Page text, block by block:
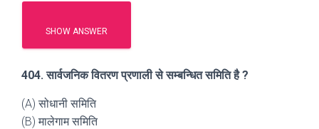
SHOW ANSWER
404. सार्वजनिक वितरण प्रणाली से सम्बन्धित समिति है ?
(A) सोधानी समिति
(B) मालेगाम समिति